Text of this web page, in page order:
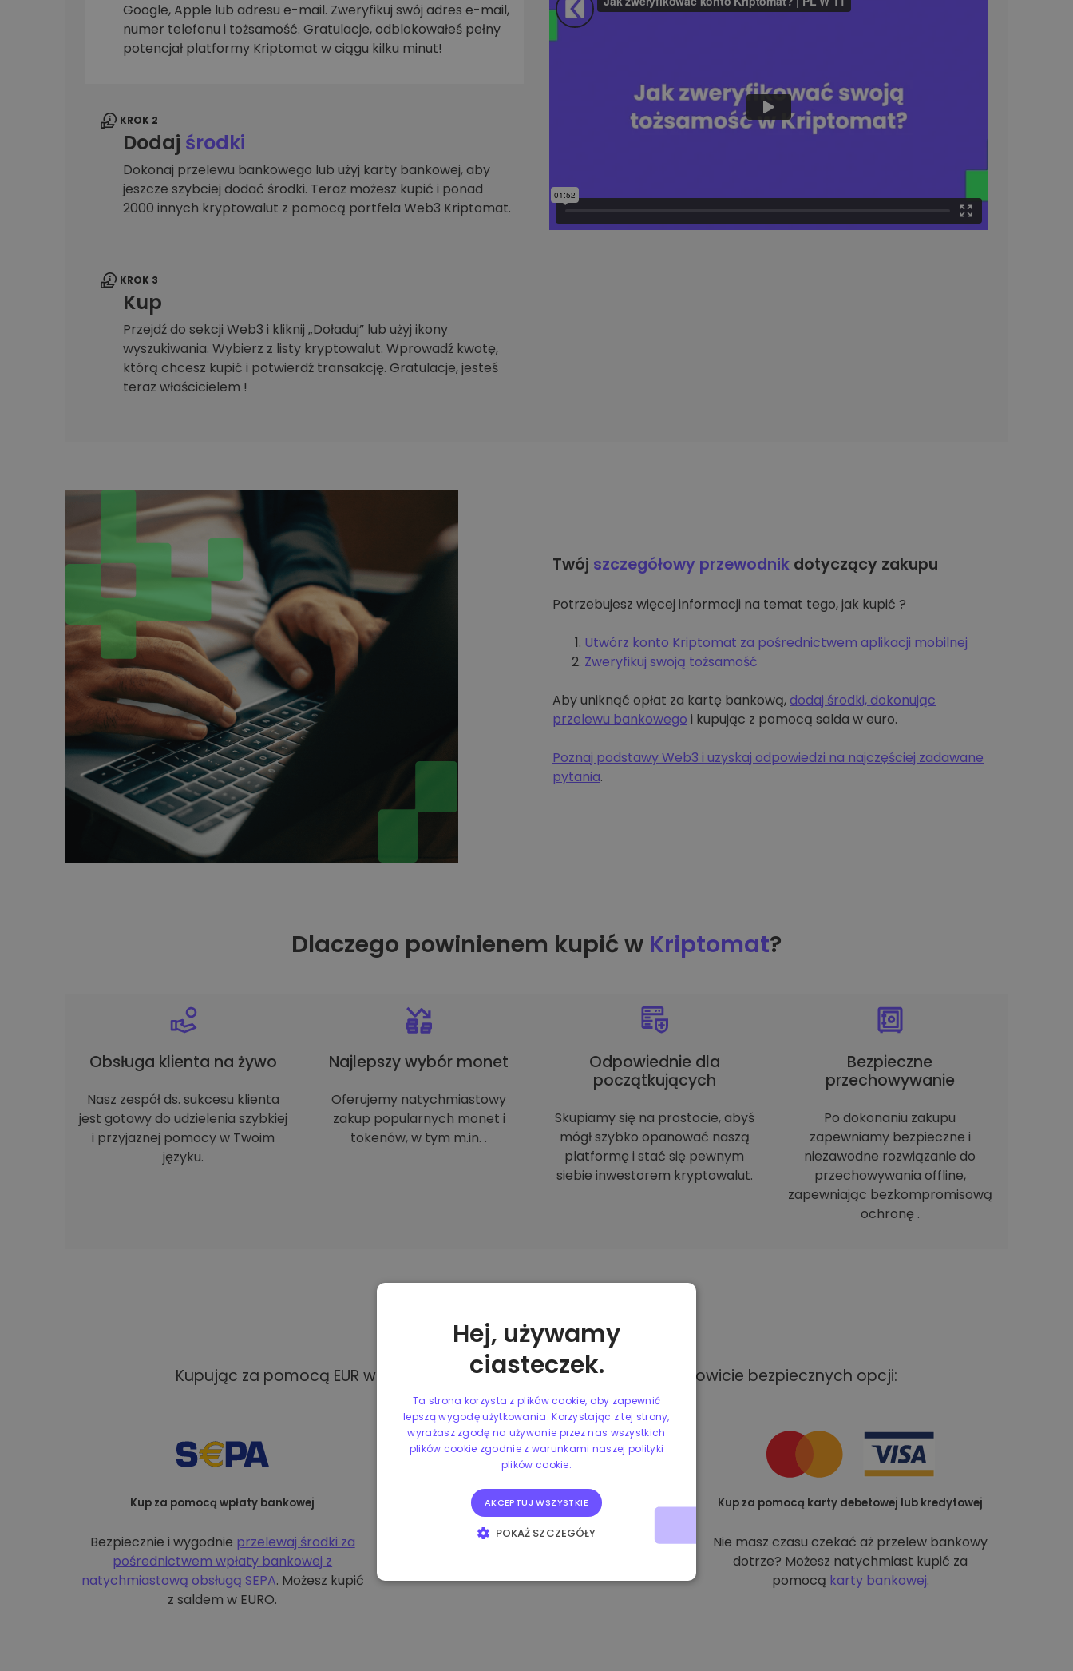
Explorer inwestycji
Znajdź swoją strategię kryptowalut
Google, Apple lub adresu e-mail. Zweryfikuj swój adres e-mail,
numer telefonu i tożsamość. Gratulacje, odblokowałeś pełny
potencjał platformy Kriptomat w ciągu kilku minut!
KROK 2
Dodaj środki
Dokonaj przelewu bankowego lub użyj karty bankowej, aby
jeszcze szybciej dodać środki. Teraz możesz kupić i ponad
2000 innych kryptowalut z pomocą portfela Web3 Kriptomat.
KROK 3
Kup
Przejdź do sekcji Web3 i kliknij „Doładuj” lub użyj ikony
wyszukiwania. Wybierz z listy kryptowalut. Wprowadź kwotę,
którą chcesz kupić i potwierdź transakcję. Gratulacje, jesteś
teraz właścicielem !
Twój szczegółowy przewodnik dotyczący zakupu
Potrzebujesz więcej informacji na temat tego, jak kupić ?
Utwórz konto Kriptomat za pośrednictwem aplikacji mobilnej
Zweryfikuj swoją tożsamość
Aby uniknąć opłat za kartę bankową,dodaj środki, dokonując
przelewu bankowego i kupując z pomocą salda w euro.
Poznaj podstawy Web3 i uzyskaj odpowiedzi na najczęściej zadawane
pytania.
Dlaczego powinienem kupić w Kriptomat?
Obsługa klienta na żywo
Nasz zespół ds. sukcesu klienta
jest gotowy do udzielenia szybkiej
i przyjaznej pomocy w Twoim
języku.
Najlepszy wybór monet
Oferujemy natychmiastowy
zakup popularnych monet i
tokenów, w tym m.in. .
Odpowiednie dla
początkujących
Skupiamy się na prostocie, abyś
mógł szybko opanować naszą
platformę i stać się pewnym
siebie inwestorem kryptowalut.
Bezpieczne
przechowywanie
Po dokonaniu zakupu
zapewniamy bezpieczne i
niezawodne rozwiązanie do
przechowywania offline,
zapewniając bezkompromisową
ochronę .
Metodypłatności
Kupując za pomocą EUR w Kriptomat, masz dostęp do różnych i całkowicie bezpiecznych opcji:
Kup za pomocą wpłaty bankowej
Bezpiecznie i wygodnie przelewaj środki za
pośrednictwem wpłaty bankowej z
natychmiastową obsługą SEPA. Możesz kupić
z saldem w EURO.
Kup za pomocą karty debetowej lub kredytowej
Nie masz czasu czekać aż przelew bankowy
dotrze? Możesz natychmiast kupić za
pomocą karty bankowej.
Hej, używamy
ciasteczek.
Ta strona korzysta z plików cookie, aby zapewnić
lepszą wygodę użytkowania. Korzystając z tej strony,
wyrażasz zgodę na używanie przez nas wszystkich
plików cookie zgodnie z warunkami naszej polityki
plików cookie.
AKCEPTUJ WSZYSTKIE
POKAŻ SZCZEGÓŁY